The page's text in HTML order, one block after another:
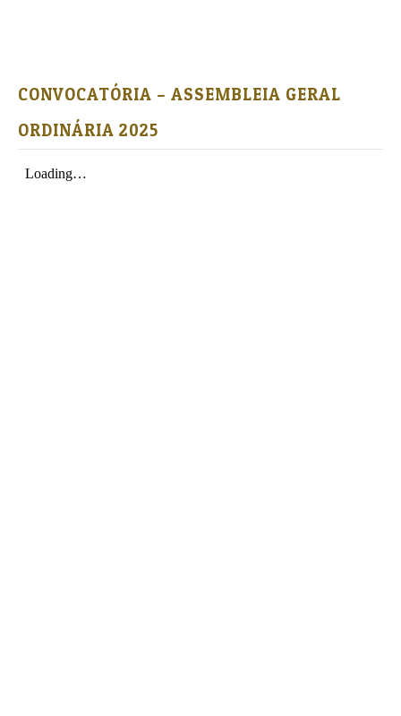
CONVOCATÓRIA – ASSEMBLEIA GERAL
ORDINÁRIA 2025